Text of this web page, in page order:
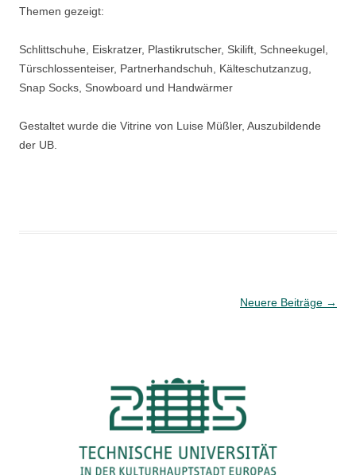
Themen gezeigt:
Schlittschuhe, Eiskratzer, Plastikrutscher, Skilift, Schneekugel,
Türschlossenteiser, Partnerhandschuh, Kälteschutzanzug,
Snap Socks, Snowboard und Handwärmer
Gestaltet wurde die Vitrine von Luise Müßler, Auszubildende
der UB.
Neuere Beiträge →